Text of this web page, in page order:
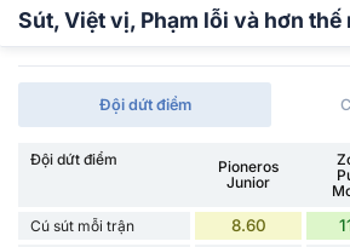
Sút, Việt vị, Phạm lỗi và hơn thế
Đội dứt điểm
Đội dứt điểm
Pioneros
Junior
Cú sút mỗi trận 8.60